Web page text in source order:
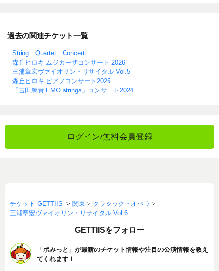
過去の関連チケット一覧
String Quartet Concert
森丘ヒロキ ムジカーザコンサート 2026
三浦章宏ヴァイオリン・リサイタル Vol.5
森丘ヒロキ ピアノコンサート2025
「吉田篤貴 EMO strings」コンサート2024
ログイン/無料会員登録
チケット GETTIIS > 関東 > クラシック・オペラ >
三浦章宏ヴァイオリン・リサイタル Vol.6
GETTIISをフォロー
「ポみっと」が最新のチケット情報や注目の公演情報を教え
てくれます！